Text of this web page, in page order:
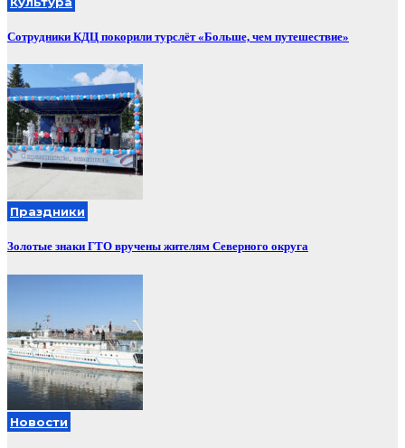
Сотрудники КДЦ покорили турслёт «Больше, чем путешествие»
Праздники
Золотые знаки ГТО вручены жителям Северного округа
Новости